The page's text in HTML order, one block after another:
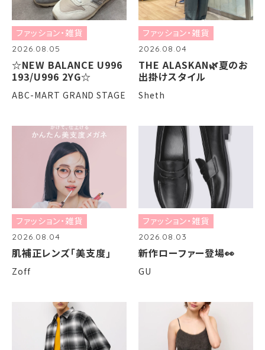
ファッション・雑貨
2026.08.05
☆NEW BALANCE U996
193/U996 2YG☆
ABC-MART GRAND STAGE
ファッション・雑貨
2026.08.04
THE ALASKAN🌿夏のお
出掛けスタイル
Sheth
ファッション・雑貨
2026.08.04
肌補正レンズ「美支度」
Zoff
ファッション・雑貨
2026.08.03
新作ローファー登場👀
GU